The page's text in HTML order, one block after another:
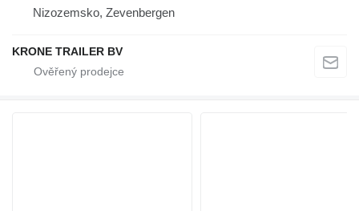
Nizozemsko, Zevenbergen
KRONE TRAILER BV